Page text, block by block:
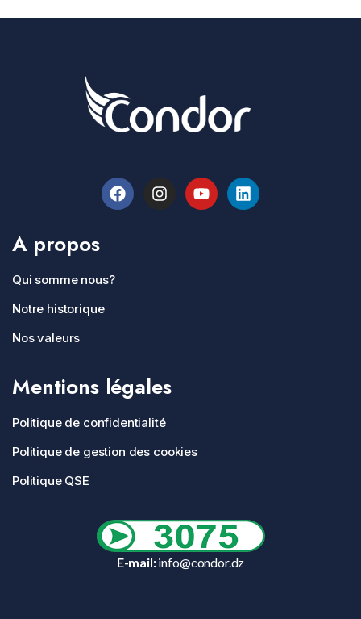
A propos
Qui somme nous?
Notre historique
Nos valeurs
Mentions légales
Politique de confidentialité
Politique de gestion des cookies
Politique QSE
E-mail:info@condor.dz